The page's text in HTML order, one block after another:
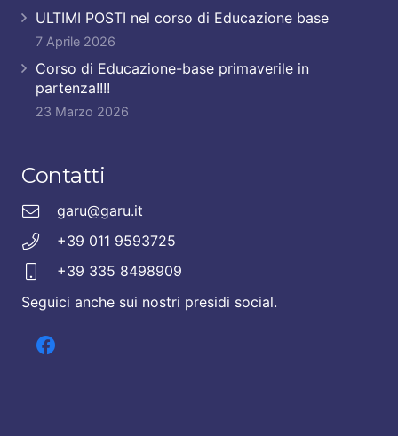
ULTIMI POSTI nel corso di Educazione base
7 Aprile 2026
Corso di Educazione-base primaverile in
partenza!!!!
23 Marzo 2026
Contatti
garu@garu.it
+39 011 9593725
+39 335 8498909
Seguici anche sui nostri presidi social.